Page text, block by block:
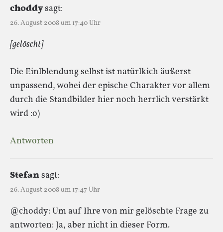
choddysagt:
26. August 2008 um 17:40 Uhr
[gelöscht]
Die Einlblendung selbst ist natürlkich äußerst
unpassend, wobei der epische Charakter vor allem
durch die Standbilder hier noch herrlich verstärkt
wird :o)
Antworten
Stefansagt:
26. August 2008 um 17:47 Uhr
@choddy: Um auf Ihre von mir gelöschte Frage zu
antworten: Ja, aber nicht in dieser Form.